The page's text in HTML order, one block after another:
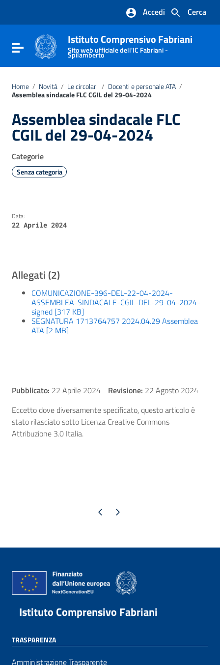
Vai al footer
Cerca
Accedi
Attiva / disattiva la navigazione
Istituto Comprensivo Fabriani
Sito web ufficiale dell'IC Fabriani -
Spilamberto
Home / Novità / Le circolari / Docenti e personale ATA /
Assemblea sindacale FLC CGIL del 29-04-2024
Assemblea sindacale FLC
CGIL del 29-04-2024
Categorie
Senza categoria
Data:
22 Aprile 2024
Allegati (2)
COMUNICAZIONE-396-DEL-22-04-2024-
ASSEMBLEA-SINDACALE-CGIL-DEL-29-04-2024-
signed [317 KB]
SEGNATURA 1713764757 2024.04.29 Assemblea
ATA [2 MB]
Pubblicato: 22 Aprile 2024 - Revisione: 22 Agosto 2024
Eccetto dove diversamente specificato, questo articolo è
stato rilasciato sotto Licenza Creative Commons
Attribuzione 3.0 Italia.
Pagina precedente
Pagina successiva
Istituto Comprensivo Fabriani
TRASPARENZA
Amministrazione Trasparente